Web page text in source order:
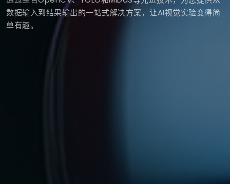
数据输入到结果输出的一站式解决方案，让AI视觉实验变得简
单有趣。